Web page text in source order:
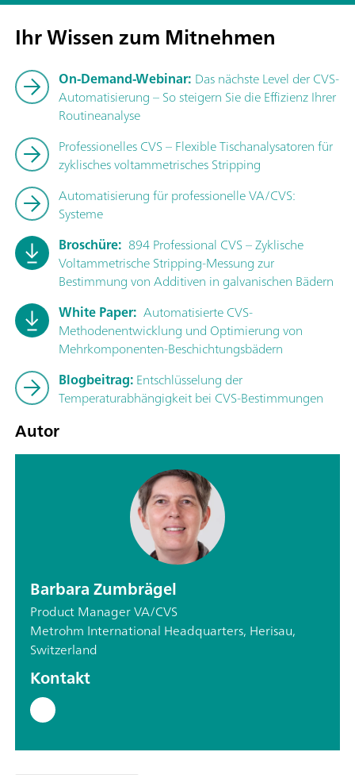
Ihr Wissen zum Mitnehmen
On-Demand-Webinar: Das nächste Level der CVS-
Automatisierung – So steigern Sie die Effizienz Ihrer
Routineanalyse
Professionelles CVS – Flexible Tischanalysatoren für
zyklisches voltammetrisches Stripping
Automatisierung für professionelle VA/CVS:
Systeme
Broschüre: 894 Professional CVS – Zyklische
Voltammetrische Stripping-Messung zur
Bestimmung von Additiven in galvanischen Bädern
White Paper: Automatisierte CVS-
Methodenentwicklung und Optimierung von
Mehrkomponenten-Beschichtungsbädern
Blogbeitrag:Entschlüsselung der
Temperaturabhängigkeit bei CVS-Bestimmungen
Autor
Barbara Zumbrägel
Product Manager VA/CVS
Metrohm International Headquarters, Herisau,
Switzerland
Kontakt